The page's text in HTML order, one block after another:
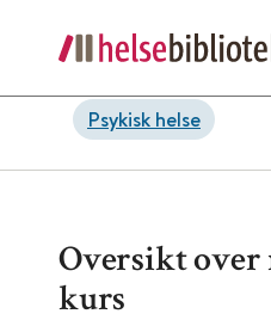
Psykisk helse
Oversikt over
kurs